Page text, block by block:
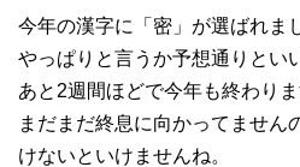
今年の漢字に「密」が選ばれま
やっぱりと言うか予想通りとい
あと2週間ほどで今年も終わりま
まだまだ終息に向かってません
けないといけませんね。